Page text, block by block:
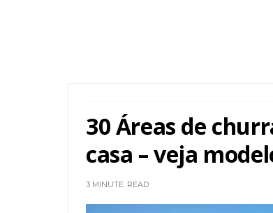
30 Áreas de
casa – veja
3 MINUTE READ